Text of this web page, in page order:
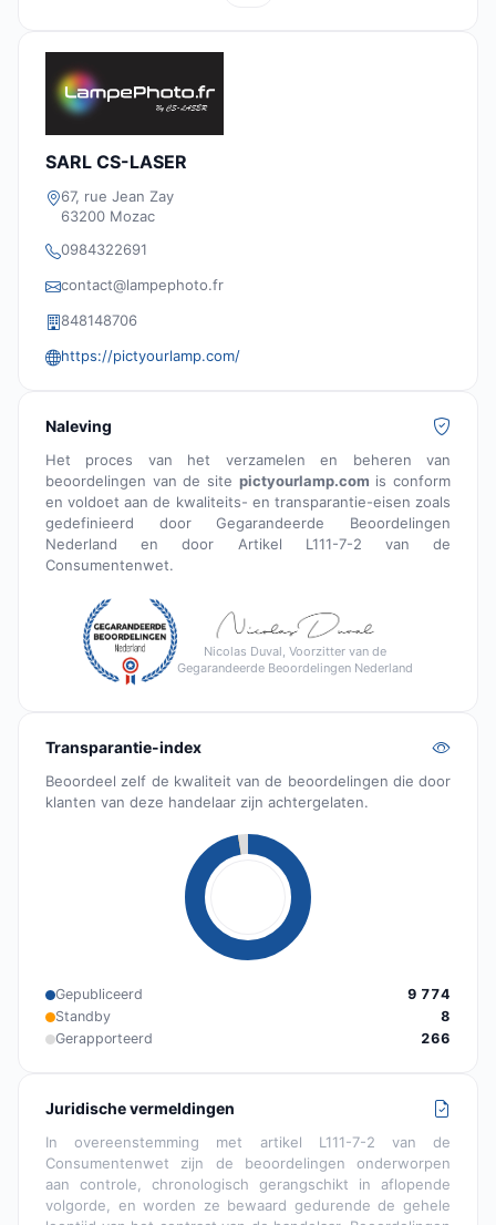
SARL CS-LASER
67, rue Jean Zay
63200 Mozac
0984322691
contact@lampephoto.fr
848148706
https://pictyourlamp.com/
Naleving
Het proces van het verzamelen en beheren van
beoordelingen van de site pictyourlamp.com is conform
en voldoet aan de kwaliteits- en transparantie-eisen zoals
gedefinieerd door Gegarandeerde Beoordelingen
Nederland en door Artikel L111-7-2 van de
Consumentenwet.
Nicolas Duval, Voorzitter van de
Gegarandeerde Beoordelingen Nederland
Transparantie-index
Beoordeel zelf de kwaliteit van de beoordelingen die door
klanten van deze handelaar zijn achtergelaten.
Gepubliceerd
9 774
Standby
8
Gerapporteerd
266
Juridische vermeldingen
In overeenstemming met artikel L111-7-2 van de
Consumentenwet zijn de beoordelingen onderworpen
aan controle, chronologisch gerangschikt in aflopende
volgorde, en worden ze bewaard gedurende de gehele